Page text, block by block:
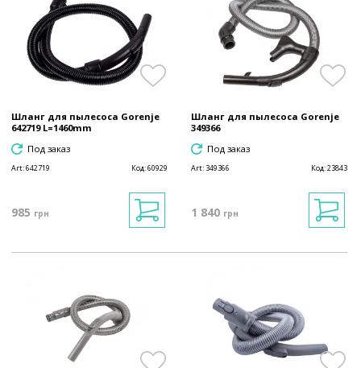
Шланг для пылесоса Gorenje
642719 L=1460mm
Под заказ
Art:642719 Код:60929
985 грн
Шланг для пылесоса Gorenje
349366
Под заказ
Art: 349366 Код:23843
1 840 грн